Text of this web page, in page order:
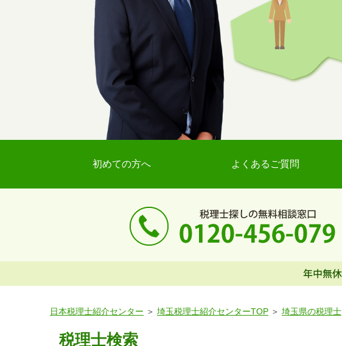
初めての方へ よくあるご質問
日本税理士紹介センター 埼玉税理士紹介センターTOP 埼玉県の税理士
税理士検索